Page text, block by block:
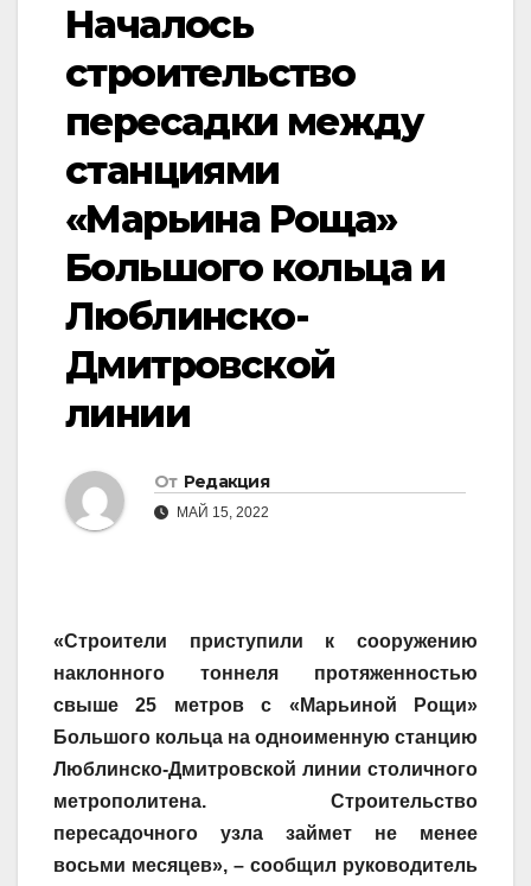
Началось
строительство
пересадки между
станциями
«Марьина Роща»
Большого кольца и
Люблинско-
Дмитровской
линии
От Редакция
МАЙ 15, 2022
«Строители приступили к сооружению
наклонного тоннеля протяженностью
свыше 25 метров с «Марьиной Рощи»
Большого кольца на одноименную станцию
Люблинско-Дмитровской линии столичного
метрополитена. Строительство
пересадочного узла займет не менее
восьми месяцев», – сообщил руководитель